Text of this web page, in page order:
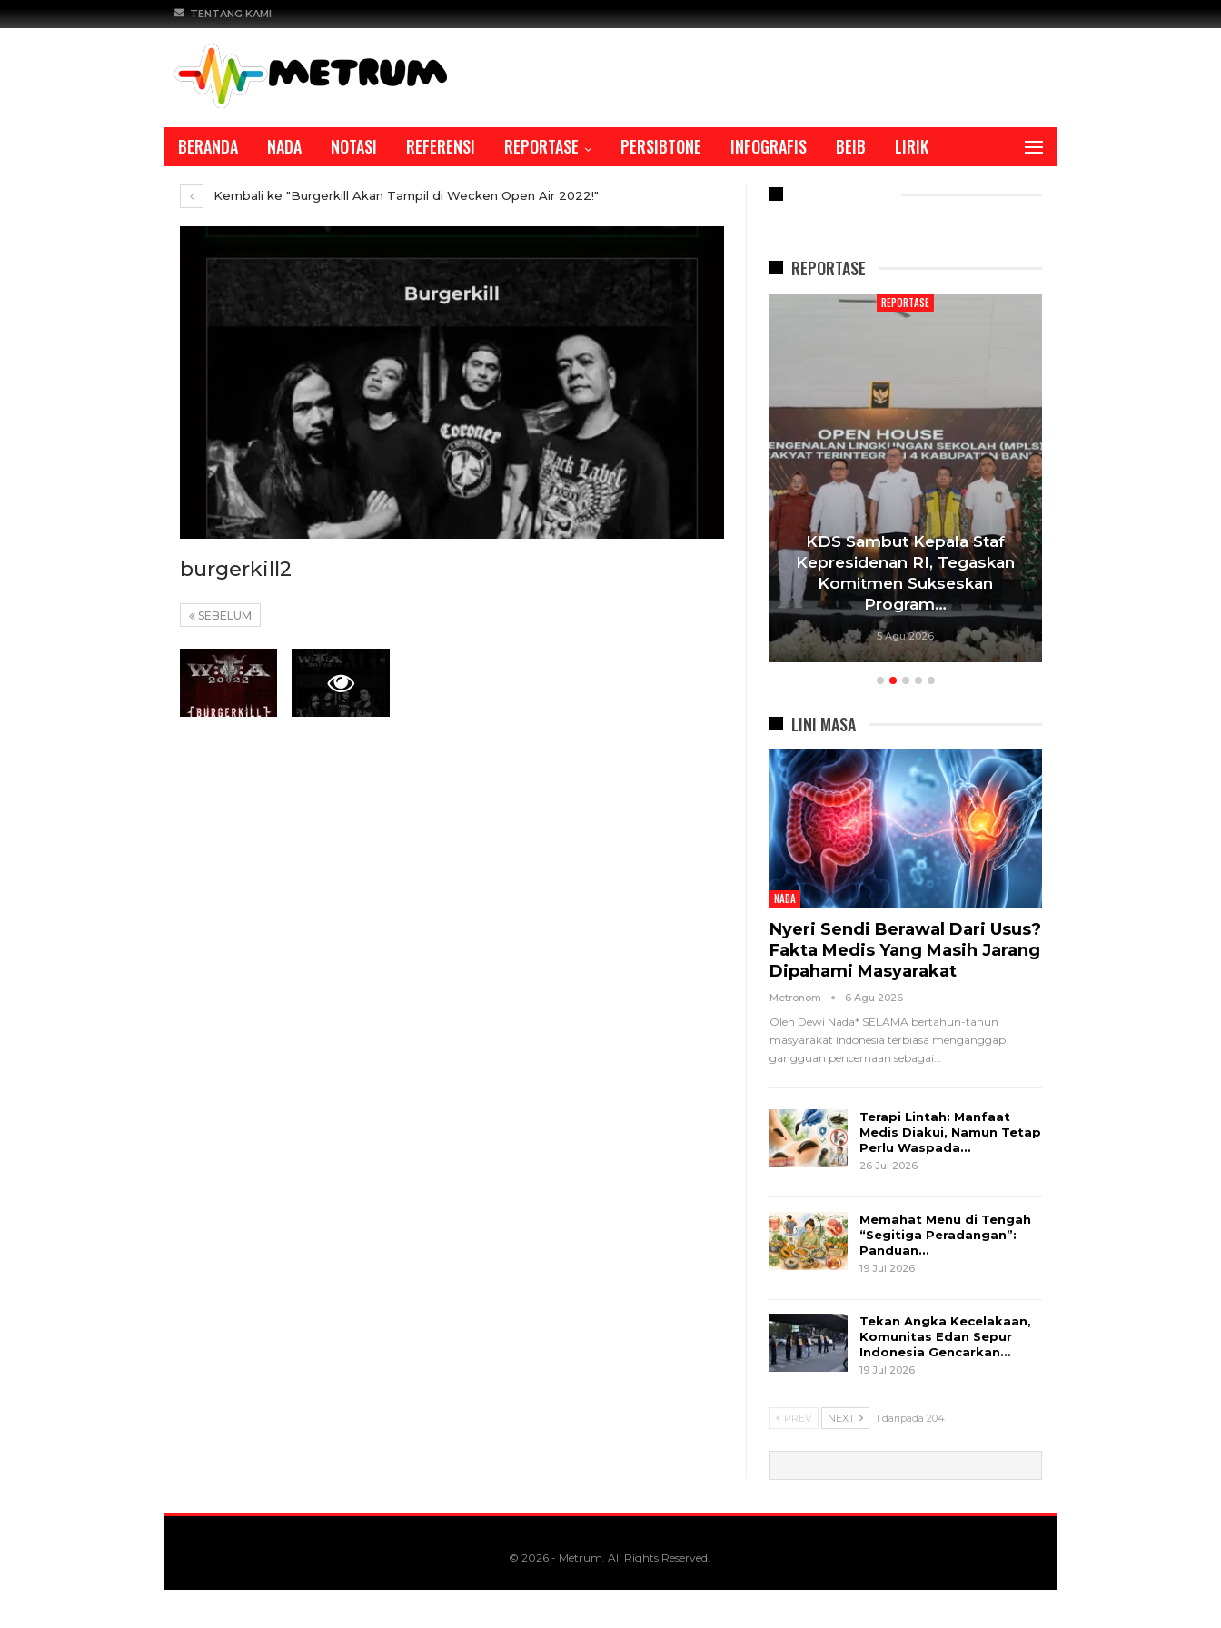
TENTANG KAMI
BERANDA NADA NOTASI REFERENSI REPORTASE PERSIBTONE INFOGRAFIS BEIB LIRIK
Kembali ke "Burgerkill Akan Tampil di Wecken Open Air 2022!"
burgerkill2
SEBELUM
REPORTASE
REPORTASE
Temui Wamen Koperasi RI,
Bupati Bandung Perkuat
Skema Pembiayaan Koperasi
REPORTASE
KDS Sambut Kepala Staf
Kepresidenan RI, Tegaskan
Komitmen Sukseskan
Program…
5 Agu 2026
LINI MASA
NADA
Nyeri Sendi Berawal Dari Usus?
Fakta Medis Yang Masih Jarang
Dipahami Masyarakat
Metronom 6 Agu 2026
Oleh Dewi Nada* SELAMA bertahun-tahun
masyarakat Indonesia terbiasa menganggap
gangguan pencernaan sebagai…
Terapi Lintah: Manfaat
Medis Diakui, Namun Tetap
Perlu Waspada…
26 Jul 2026
Memahat Menu di Tengah
“Segitiga Peradangan”:
Panduan…
19 Jul 2026
Tekan Angka Kecelakaan,
Komunitas Edan Sepur
Indonesia Gencarkan…
19 Jul 2026
PREV NEXT 1 daripada 204
© 2026 - Metrum. All Rights Reserved.